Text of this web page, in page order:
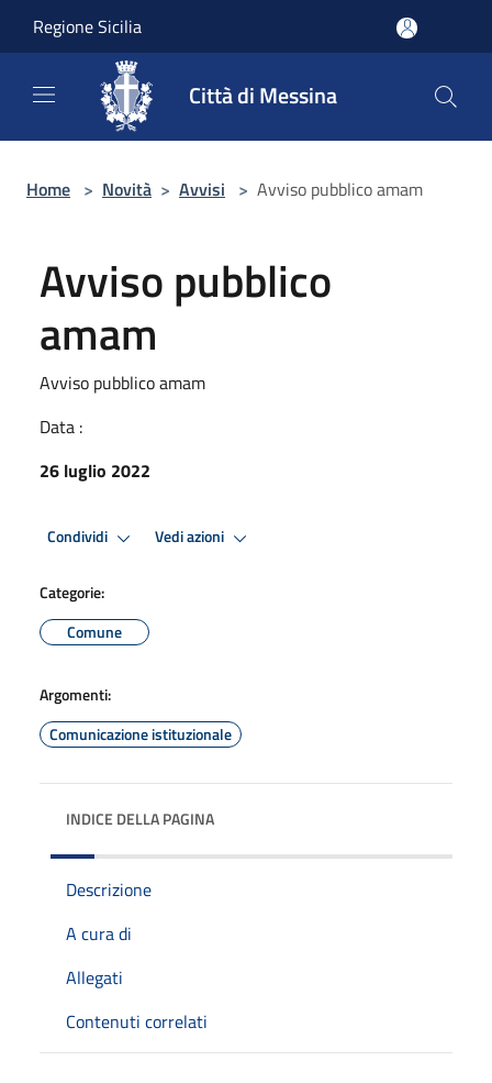
Regione Sicilia
Città di Messina
Home > Novità > Avvisi > Avviso pubblico amam
Avviso pubblico
amam
Avviso pubblico amam
Data :
26 luglio 2022
Condividi Vedi azioni
Categorie:
Comune
Argomenti:
Comunicazione istituzionale
INDICE DELLA PAGINA
Descrizione
A cura di
Allegati
Contenuti correlati